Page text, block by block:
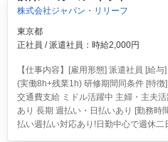
株式会社ジャパン・リリーフ
東京都
正社員 / 派遣社員：時給2,000円
【仕事内容】[雇用形態] 派遣社員 [給
(実働8h+残業1h) 研修期間同条件 [特
交通費支給 ミドル活躍中 主婦・主夫
あり 長期 週払い・日払いあり [勤務時
払い週払い対応あり!日勤中心で週休二